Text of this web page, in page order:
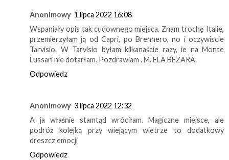
Anonimowy 1 lipca 2022 16:08
Wspaniały opis tak cudownego miejsca. Znam trochę Italie,
przemierzyłam ją od Capri, po Brennero, no i oczywiscie
Tarvisio. W Tarvisio byłam kilkanaście razy, ie na Monte
Lussari nie dotarłam. Pozdrawiam . M. ELA BEZARA.
Odpowiedz
Anonimowy 3 lipca 2022 12:32
A ja właśnie stamtąd wróciłam. Magiczne miejsce, ale
podróż kolejką przy wiejącym wietrze to dodatkowy
dreszcz emocji
Odpowiedz